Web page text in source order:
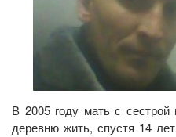
В 2005 году мать с
деревню жить, спустя 14